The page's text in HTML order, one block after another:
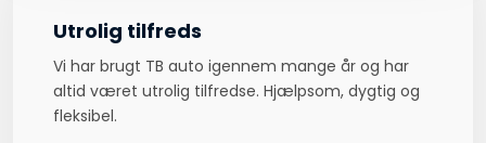
Utrolig tilfreds
Vi har brugt TB auto igennem mange år og har
altid været utrolig tilfredse. Hjælpsom, dygtig og
fleksibel.